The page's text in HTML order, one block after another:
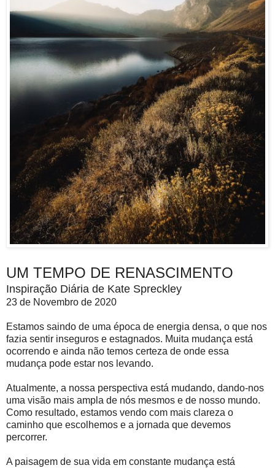
UM TEMPO DE RENASCIMENTO
Inspiração Diária de Kate Spreckley
23 de Novembro de 2020
Estamos saindo de uma época de energia densa, o que nos
fazia sentir inseguros e estagnados. Muita mudança está
ocorrendo e ainda não temos certeza de onde essa
mudança pode estar nos levando.
Atualmente, a nossa perspectiva está mudando, dando-nos
uma visão mais ampla de nós mesmos e de nosso mundo.
Como resultado, estamos vendo com mais clareza o
caminho que escolhemos e a jornada que devemos
percorrer.
A paisagem de sua vida em constante mudança está